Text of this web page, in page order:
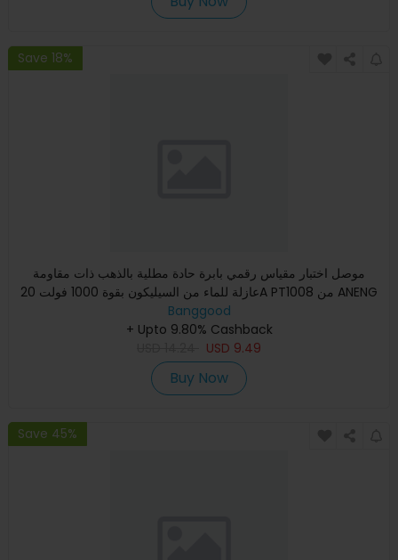
Save 18%
موصل اختبار مقياس رقمي بابرة حادة مطلية بالذهب ذات مقاومة
عازلة للماء من السيليكون بقوة 1000 فولت 20A PT1008 من ANENG
بأ
Banggood
+ Upto 9.80% Cashback
USD 9.49
Buy Now
Save 45%